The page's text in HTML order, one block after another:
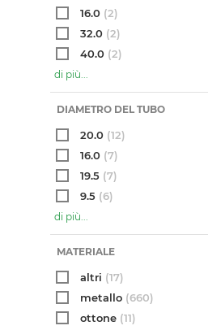
16.0 (2)
32.0 (2)
40.0 (2)
di più...
DIAMETRO DEL TUBO
20.0 (12)
16.0 (7)
19.5 (7)
9.5 (6)
di più...
MATERIALE
altri (17)
metallo (660)
ottone (11)